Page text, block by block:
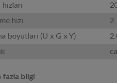
hızları
hızı
boyutları (U x G x Y)
fazla bilgi